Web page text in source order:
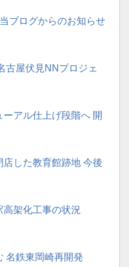
ブログからのお知らせ
古屋伏見NNプロジェ
ーアル仕上げ段階へ 開
店した教育館跡地 今後
架化工事の状況
名鉄東岡崎再開発